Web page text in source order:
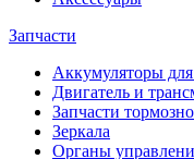
Запчасти
Аккумуляторы
Двигатель и
Запчасти
Зеркала
Органы